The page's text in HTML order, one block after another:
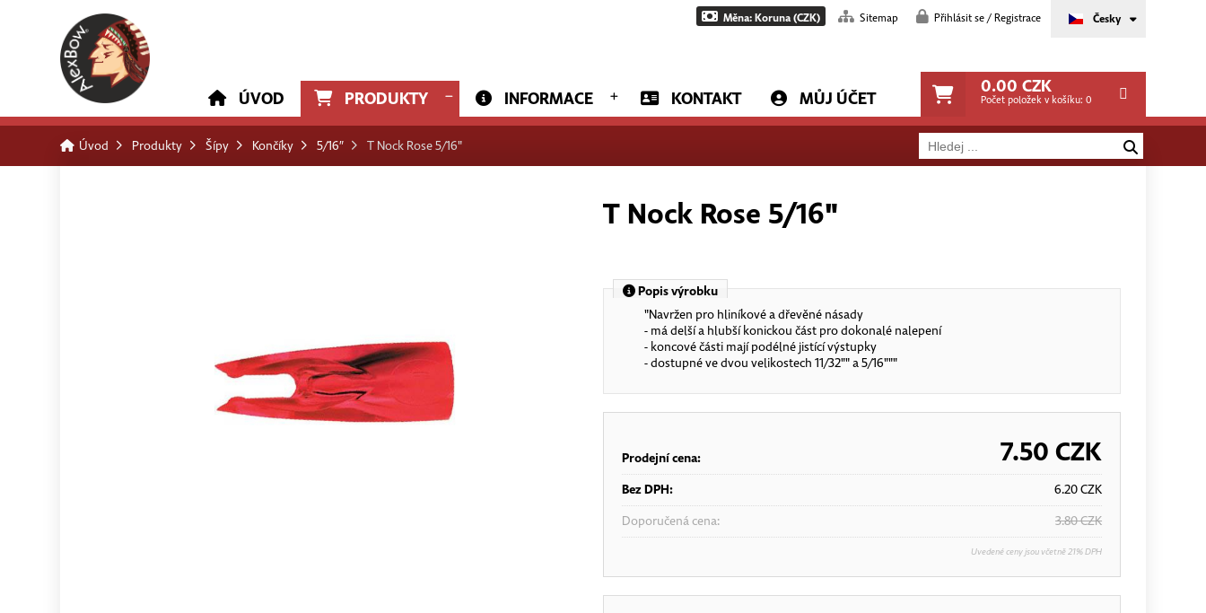
Česky
Měna: Koruna (CZK) Sitemap Přihlásit se / Registrace
ÚVOD PRODUKTY INFORMACE KONTAKT MŮJ ÚČET
0.00 CZK
Počet položek v košíku: 0
Úvod Produkty Šípy Končíky 5/16″ T Nock Rose 5/16"
T Nock Rose 5/16"
Popis výrobku
"Navržen pro hliníkové a dřevěné násady
- má delší a hlubší konickou část pro dokonalé nalepení
- koncové části mají podélné jistící výstupky
- dostupné ve dvou velikostech 11/32"" a 5/16"""
Prodejní cena: 7.50 CZK
Bez DPH: 6.20CZK
Doporučená cena:
3.80CZK
Uvedené ceny jsou včetně 21% DPH